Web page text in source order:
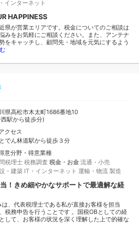
インターネット
HAPPINESS
県が営業エリアです。税金についてのご相談は
みをお気軽にご相談ください。また、アンテナ
をキャッチし、顧問先・地域を元気にするよう
県高松市木太町1686番地10
西駅から徒歩分)
クセス
でん林道駅から徒歩３分
意分野・得意業種
税理士 税務調査 税金・お金 流通・小売
・建築 IT・インターネット 運輸・物流 製造
！きめ細やかなサポートで最適解な経
、代表税理士である私が直接お客様を担当
税務申告を行うことです 。国税OBとしての経
して、お客様の状況を深く理解した上で的確な